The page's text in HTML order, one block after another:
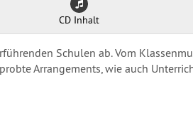
CD Inhalt
Schulen ab. Vom
Arrangements, wie auch